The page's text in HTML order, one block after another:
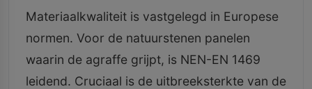
Materiaalkwaliteit is vastgelegd in Europese
normen. Voor de natuurstenen panelen
waarin de agraffe grijpt, is NEN-EN 1469
leidend. Cruciaal is de uitbreeksterkte van de